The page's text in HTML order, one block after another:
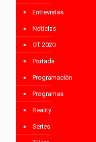
Entrevistas
Noticias
OT 2020
Portada
Programación
Programas
Reality
Series